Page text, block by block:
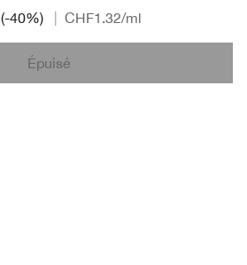
(-40%) CHF1.32/ml
Épuisé